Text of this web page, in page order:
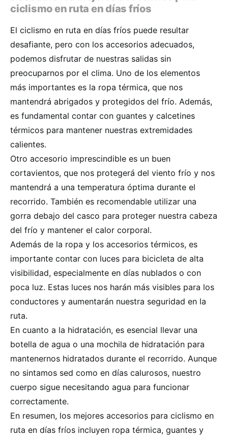
ciclismo en ruta en días fríos
El ciclismo en ruta en días fríos puede resultar
desafiante, pero con los accesorios adecuados,
podemos disfrutar de nuestras salidas sin
preocuparnos por el clima. Uno de los elementos
más importantes es la ropa térmica, que nos
mantendrá abrigados y protegidos del frío. Además,
es fundamental contar con guantes y calcetines
térmicos para mantener nuestras extremidades
calientes.
Otro accesorio imprescindible es un buen
cortavientos, que nos protegerá del viento frío y nos
mantendrá a una temperatura óptima durante el
recorrido. También es recomendable utilizar una
gorra debajo del casco para proteger nuestra cabeza
del frío y mantener el calor corporal.
Además de la ropa y los accesorios térmicos, es
importante contar con luces para bicicleta de alta
visibilidad, especialmente en días nublados o con
poca luz. Estas luces nos harán más visibles para los
conductores y aumentarán nuestra seguridad en la
ruta.
En cuanto a la hidratación, es esencial llevar una
botella de agua o una mochila de hidratación para
mantenernos hidratados durante el recorrido. Aunque
no sintamos sed como en días calurosos, nuestro
cuerpo sigue necesitando agua para funcionar
correctamente.
En resumen, los mejores accesorios para ciclismo en
ruta en días fríos incluyen ropa térmica, guantes y